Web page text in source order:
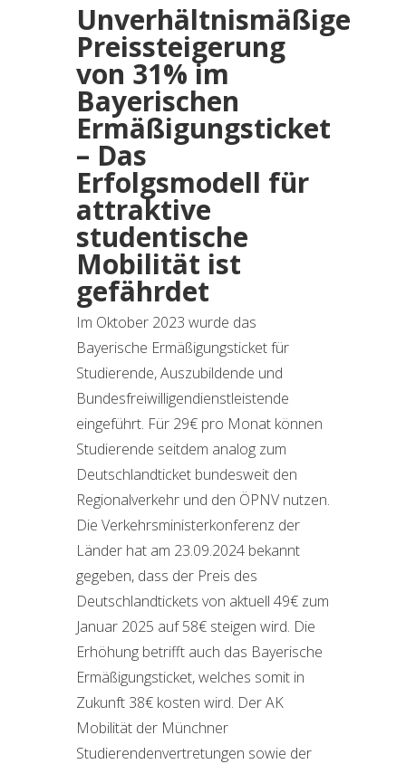
Unverhältnismäßige
Preissteigerung
von 31% im
Bayerischen
Ermäßigungsticket
– Das
Erfolgsmodell für
attraktive
studentische
Mobilität ist
gefährdet
Im Oktober 2023 wurde das
Bayerische Ermäßigungsticket für
Studierende, Auszubildende und
Bundesfreiwilligendienstleistende
eingeführt. Für 29€ pro Monat können
Studierende seitdem analog zum
Deutschlandticket bundesweit den
Regionalverkehr und den ÖPNV nutzen.
Die Verkehrsministerkonferenz der
Länder hat am 23.09.2024 bekannt
gegeben, dass der Preis des
Deutschlandtickets von aktuell 49€ zum
Januar 2025 auf 58€ steigen wird. Die
Erhöhung betrifft auch das Bayerische
Ermäßigungsticket, welches somit in
Zukunft 38€ kosten wird. Der AK
Mobilität der Münchner
Studierendenvertretungen sowie der